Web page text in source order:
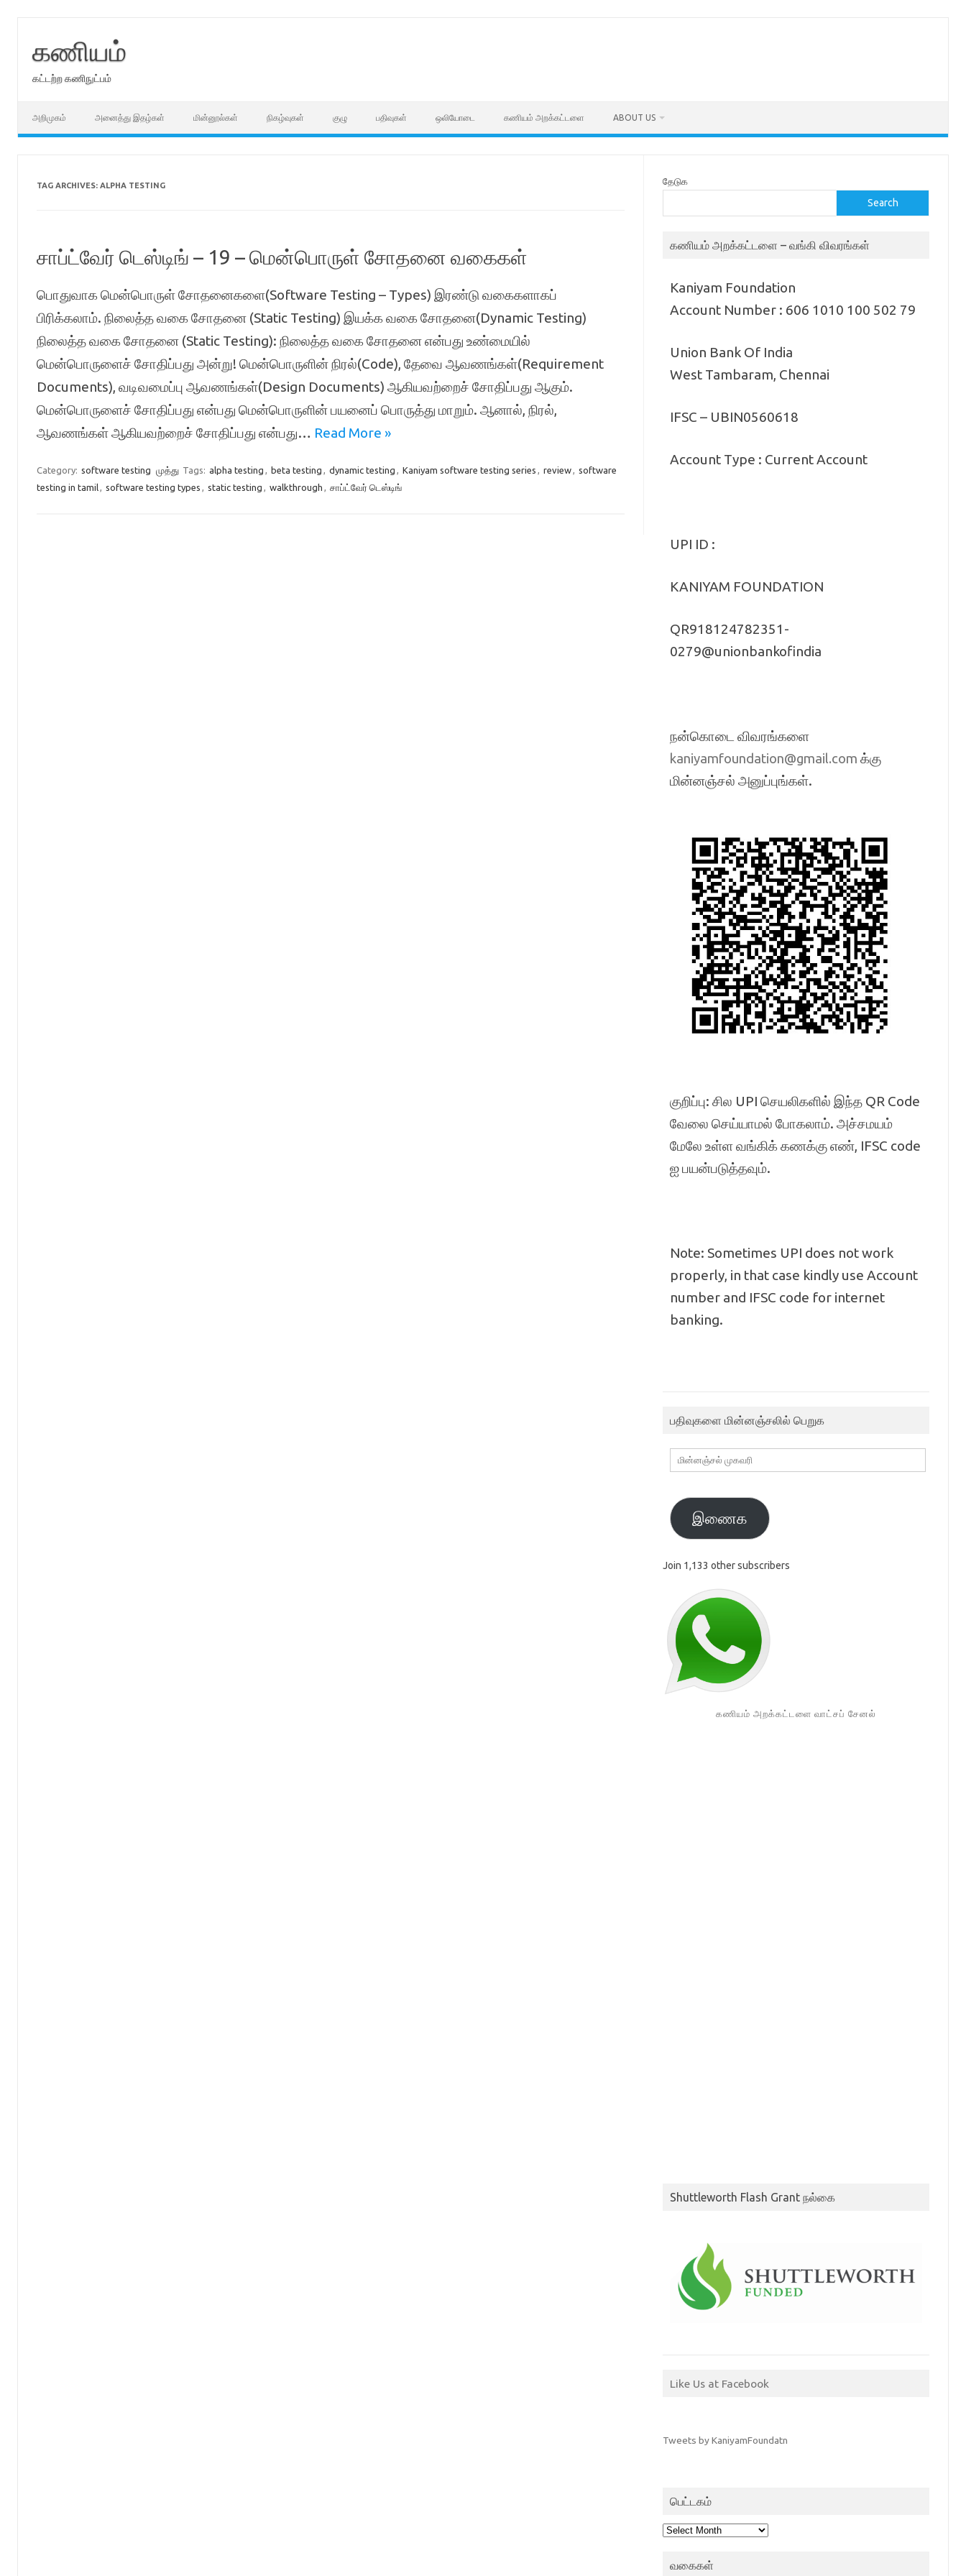
கணியம்
கட்டற்ற கணிநுட்பம்
அறிமுகம் அனைத்து இதழ்கள் மின்னூல்கள் நிகழ்வுகள் குழு பதிவுகள் ஒலியோடை கணியம் அறக்கட்டளை ABOUT US
TAG ARCHIVES: ALPHA TESTING
சாப்ட்வேர் டெஸ்டிங் – 19 – மென்பொருள் சோதனை வகைகள்
பொதுவாக மென்பொருள் சோதனைகளை(Software Testing – Types) இரண்டு வகைகளாகப்
பிரிக்கலாம். நிலைத்த வகை சோதனை (Static Testing) இயக்க வகை சோதனை(Dynamic Testing)
நிலைத்த வகை சோதனை (Static Testing): நிலைத்த வகை சோதனை என்பது உண்மையில்
மென்பொருளைச் சோதிப்பது அன்று! மென்பொருளின் நிரல்(Code), தேவை ஆவணங்கள்(Requirement
Documents), வடிவமைப்பு ஆவணங்கள்(Design Documents) ஆகியவற்றைச் சோதிப்பது ஆகும்.
மென்பொருளைச் சோதிப்பது என்பது மென்பொருளின் பயனைப் பொருத்து மாறும். ஆனால், நிரல்,
ஆவணங்கள் ஆகியவற்றைச் சோதிப்பது என்பது… Read More »
Category: software testing முத்து Tags: alpha testing , beta testing , dynamic testing , Kaniyam software testing series , review, software
testing in tamil, software testing types , static testing , walkthrough , சாப்ட்வேர் டெஸ்டிங்
தேடுக
Search
கணியம் அறக்கட்டளை – வங்கி விவரங்கள்
Kaniyam Foundation
Account Number : 606 1010 100 502 79
Union Bank Of India
West Tambaram, Chennai
IFSC – UBIN0560618
Account Type : Current Account
UPI ID :
KANIYAM FOUNDATION
QR918124782351-
0279@unionbankofindia
நன்கொடை விவரங்களை
kaniyamfoundation@gmail.com க்கு
மின்னஞ்சல் அனுப்புங்கள்.
குறிப்பு: சில UPI செயலிகளில் இந்த QR Code
வேலை செய்யாமல் போகலாம். அச்சமயம்
மேலே உள்ள வங்கிக் கணக்கு எண், IFSC code
ஐ பயன்படுத்தவும்.
Note: Sometimes UPI does not work
properly, in that case kindly use Account
number and IFSC code for internet
banking.
பதிவுகளை மின்னஞ்சலில் பெறுக
மின்னஞ்சல்
முகவரி
இணைக
Join 1,133 other subscribers
கணியம் அறக்கட்டளை வாட்சப் சேனல்
Shuttleworth Flash Grant நல்கை
Like Us at Facebook
Tweets by KaniyamFoundatn
பெட்டகம்
பெட்டகம்
வகைகள்